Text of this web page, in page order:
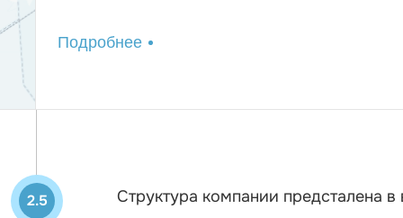
Подробнее
2.5 Структура компании предсталена